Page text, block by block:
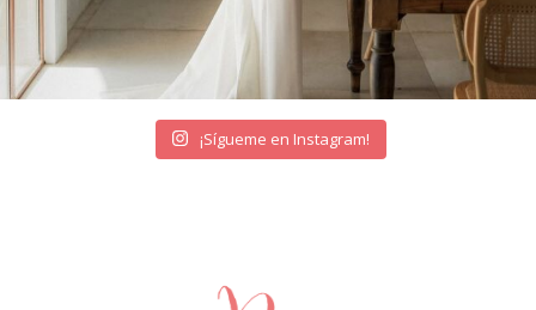
¡Sígueme en Instagram!